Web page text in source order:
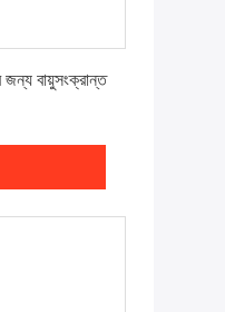
বায়ুসংক্রান্ত